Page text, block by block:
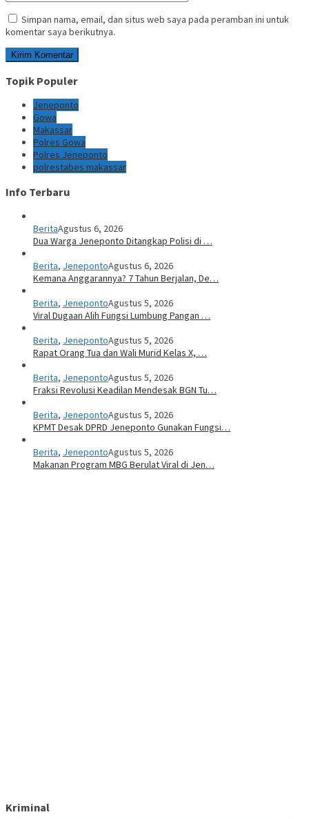
Simpan nama, email, dan situs web saya pada peramban ini untuk
komentar saya berikutnya.
Topik Populer
Jeneponto
Gowa
Makassar
Polres Gowa
Polres Jeneponto
polrestabes makassar
Info Terbaru
BeritaAgustus 6, 2026
Dua Warga Jeneponto Ditangkap Polisi di …
Berita, JenepontoAgustus 6, 2026
Kemana Anggarannya? 7 Tahun Berjalan, De…
Berita, JenepontoAgustus 5, 2026
Viral Dugaan Alih Fungsi Lumbung Pangan …
Berita, JenepontoAgustus 5, 2026
Rapat Orang Tua dan Wali Murid Kelas X, …
Berita, JenepontoAgustus 5, 2026
Fraksi Revolusi Keadilan Mendesak BGN Tu…
Berita, JenepontoAgustus 5, 2026
KPMT Desak DPRD Jeneponto Gunakan Fungsi…
Berita, JenepontoAgustus 5, 2026
Makanan Program MBG Berulat Viral di Jen…
Kriminal